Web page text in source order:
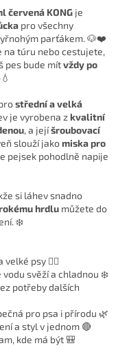
červená KONG je
pro všechny
parťákem. 🐶❤️
na túru nebo cestujete,
pes bude mítvždy po
střední a velká
je vyrobena zkvalitní
, a jejíšroubovací
slouží jakomiska pro
pejsek pohodlně napije
si láhev snadno
hrdlu můžete do
❄️
psy 🐕‍🦺
vodu svěží a chladnou ❄️
potřeby dalších
pro psa i přírodu 🌿
a styl v jednom 🔴
kde má být 🎒